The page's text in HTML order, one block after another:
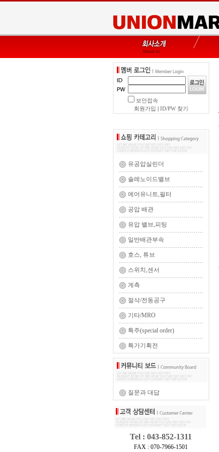
보안접속
회원가입
ID/PW 찾기
유공압실린더
솔레노이드밸브
에어유니트,필터
공압 배관
유압 밸브,피팅
일반배관부속
호스, 튜브
스위치,센서
계측
절삭/전동공구
기타/MRO
특주(special order)
특가기획전
질문과 대답
Tel : 043-852-1311
FAX : 070-7966-1501